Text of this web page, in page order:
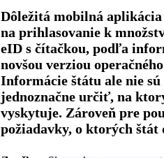
Dôležitá mobilná
na prihlasovanie k
eID s čítačkou, podľa
novšou verziou
Informácie štátu ale nie sú
jednoznačne určiť, na
vyskytuje. Zároveň pre
požiadavky, o ktorých